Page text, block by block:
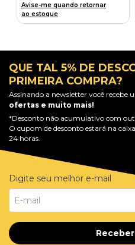
Avise-me quando retornar
ao estoque
QUE TAL 5% DE
PRIMEIRA COMPRA?
Assinando a newsletter você recebe
ofertas e muito mais!
*Desconto não acumulativo com
O cupom de desconto estará na
24 horas.
Digite seu melhor e-mail